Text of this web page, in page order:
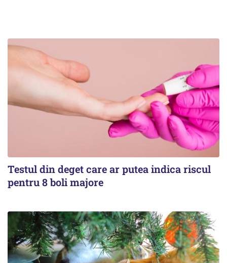
Testul din deget care ar putea indica riscul
pentru 8 boli majore